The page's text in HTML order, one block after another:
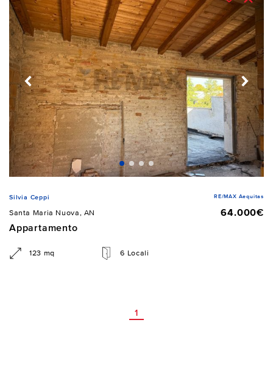
Silvia Ceppi RE/MAX Aequitas
Santa Maria Nuova, AN
64.000€
Appartamento
123 mq 6 Locali
1